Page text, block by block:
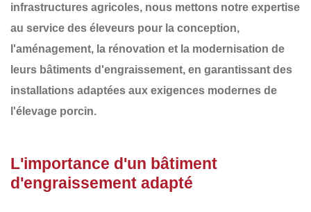
infrastructures agricoles, nous mettons notre expertise
au service des éleveurs pour la conception,
l'aménagement, la rénovation et la modernisation de
leurs bâtiments d'engraissement, en garantissant des
installations adaptées aux exigences modernes de
l'élevage porcin.
L'importance d'un bâtiment
d'engraissement adapté